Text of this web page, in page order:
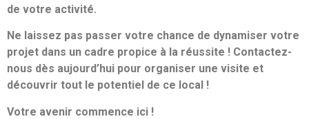
de votre activité.
Ne laissez pas passer votre chance de dynamiser votre
projet dans un cadre propice à la réussite ! Contactez-
nous dès aujourd’hui pour organiser une visite et
découvrir tout le potentiel de ce local !
Votre avenir commence ici !